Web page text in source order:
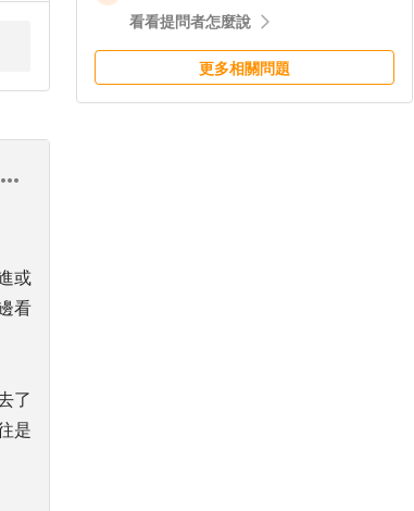
或
看
了
是
看看提問者怎麼說
更多相關問題